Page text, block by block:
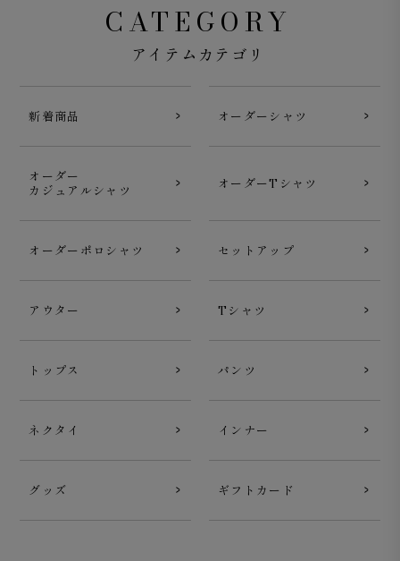
CATEGORY
アイテムカテゴリ
新着商品 オーダーシャツ
オーダー
カジュアルシャツ
オーダーTシャツ
オーダーポロシャツ セットアップ
アウター Tシャツ
トップス パンツ
ネクタイ インナー
グッズ ギフトカード